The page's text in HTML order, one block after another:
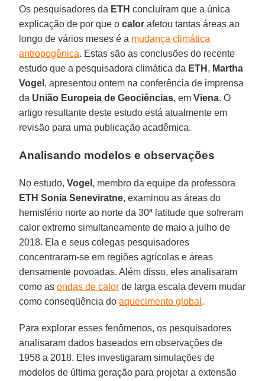
Os pesquisadores da ETH concluíram que a única
explicação de por que ocalor afetou tantas áreas ao
longo de vários meses é a mudança climática
antropogênica. Estas são as conclusões do recente
estudo que a pesquisadora climática da ETH , Martha
Vogel , apresentou ontem na conferência de imprensa
da União Europeia de Geociências, emViena. O
artigo resultante deste estudo está atualmente em
revisão para uma publicação acadêmica.
Analisando modelos e observações
No estudo,Vogel , membro da equipe da professora
ETH Sonia Seneviratne, examinou as áreas do
hemisfério norte ao norte da 30ª latitude que sofreram
calor extremo simultaneamente de maio a julho de
2018. Ela e seus colegas pesquisadores
concentraram-se em regiões agrícolas e áreas
densamente povoadas. Além disso, eles analisaram
como asondas de calor de larga escala devem mudar
como conseqüência doaquecimento global .
Para explorar esses fenômenos, os pesquisadores
analisaram dados baseados em observações de
1958 a 2018. Eles investigaram simulações de
modelos de última geração para projetar a extensão